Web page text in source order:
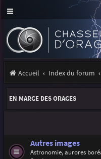
Accueil Index du forum
EN MARGE DES ORAGES
Autres images
Astronomie, aurores